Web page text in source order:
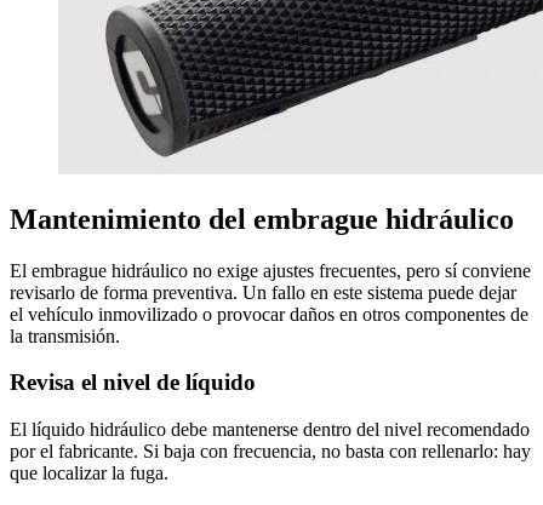
Mantenimiento del embrague hidráulico
El embrague hidráulico no exige ajustes frecuentes, pero sí conviene
revisarlo de forma preventiva. Un fallo en este sistema puede dejar
el vehículo inmovilizado o provocar daños en otros componentes de
la transmisión.
Revisa el nivel de líquido
El líquido hidráulico debe mantenerse dentro del nivel recomendado
por el fabricante. Si baja con frecuencia, no basta con rellenarlo: hay
que localizar la fuga.